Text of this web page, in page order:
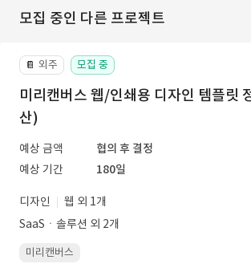
모집 중인 다른 프로젝트
📔 외주 모집 중
미리캔버스 웹/인쇄용 디자인 템플릿
산)
예상 금액
협의 후 결정
예상 기간
180일
디자인
웹 외 1개
SaaSㆍ솔루션 외 2개
미리캔버스